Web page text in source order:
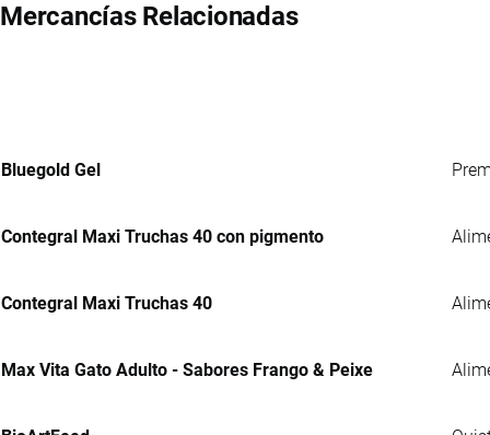
Mercancías Relacionadas
Bluegold Gel
Contegral Maxi Truchas 40 con pigmento
Contegral Maxi Truchas 40
Max Vita Gato Adulto - Sabores Frango & Peixe